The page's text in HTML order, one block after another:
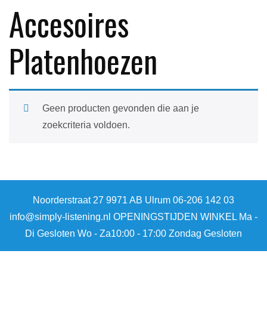
Accesoires
Platenhoezen
Geen producten gevonden die aan je
zoekcriteria voldoen.
Noorderstraat 27 9971 AB Ulrum 06-206 142 03
info@simply-listening.nl OPENINGSTIJDEN WINKEL Ma -
Di Gesloten Wo - Za10:00 - 17:00 Zondag Gesloten